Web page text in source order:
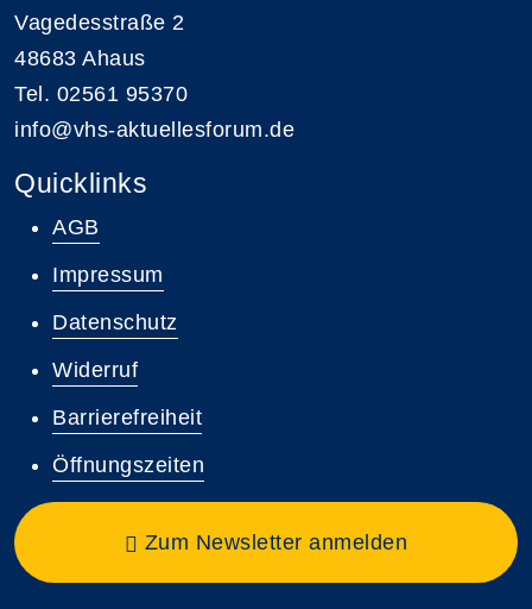
Vagedesstraße 2
48683 Ahaus
Tel. 02561 95370
info@vhs-aktuellesforum.de
Quicklinks
AGB
Impressum
Datenschutz
Widerruf
Barrierefreiheit
Öffnungszeiten
Zum Newsletter anmelden